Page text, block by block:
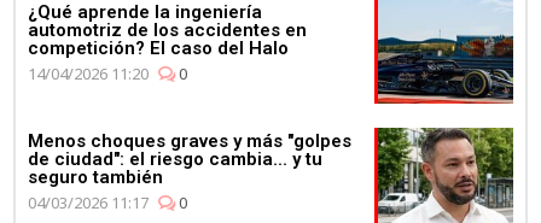
¿Qué aprende la ingeniería
automotriz de los accidentes en
competición? El caso del Halo
14/04/2026 11:20
0
Menos choques graves y más "golpes
de ciudad": el riesgo cambia... y tu
seguro también
04/03/2026 11:17
0